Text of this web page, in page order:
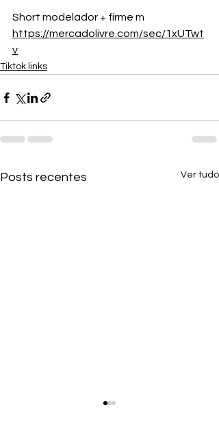
Short modelador + firme m
https://mercadolivre.com/sec/1xUTwt
v
Tiktok links
Posts recentes Ver tudo